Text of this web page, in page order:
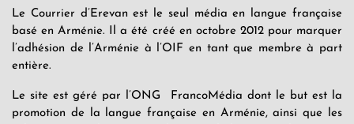
Le Courrier d’Erevan est le seul média en langue française
basé en Arménie. Il a été créé en octobre 2012 pour marquer
l’adhésion de l’Arménie à l’OIF en tant que membre à part
entière.
Le site est géré par l’ONG FrancoMédia dont le but est la
promotion de la langue française en Arménie, ainsi que les